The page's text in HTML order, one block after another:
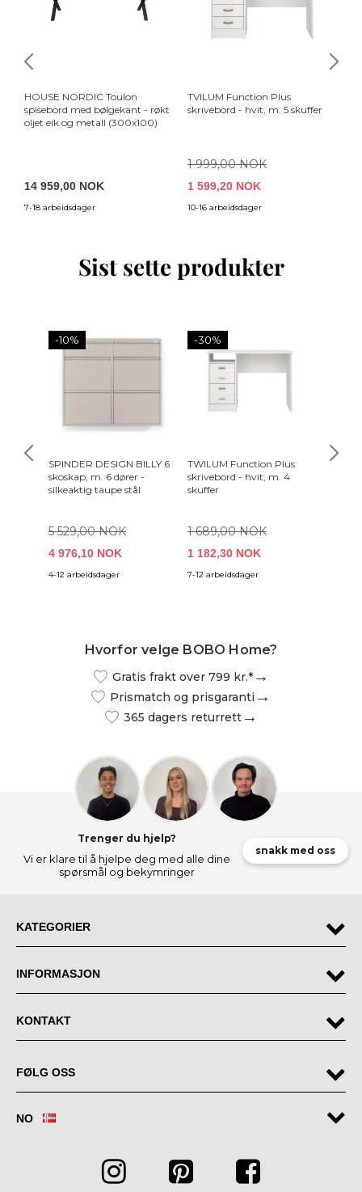
HOUSE NORDIC Toulon
spisebord med bølgekant - røkt
oljet eik og metall (300x100)
14 959,00 NOK
7-18 arbeidsdager
TVILUM Function Plus
skrivebord - hvit, m. 5 skuffer
1 999,00 NOK
1 599,20 NOK
10-16 arbeidsdager
Sist sette produkter
-10%
SPINDER DESIGN BILLY 6
skoskap, m. 6 dører -
silkeaktig taupe stål
5 529,00 NOK
4 976,10 NOK
4-12 arbeidsdager
-30%
TWILUM Function Plus
skrivebord - hvit, m. 4
skuffer
1 689,00 NOK
1 182,30 NOK
7-12 arbeidsdager
BOLD
Hvorfor velge BOBO Home?
Gratis frakt over 799 kr.*
Prismatch og prisgaranti
365 dagers returrett
Trenger du hjelp?
Vi er klare til å hjelpe deg med alle dine
spørsmål og bekymringer
snakk med oss
KATEGORIER
INFORMASJON
KONTAKT
FØLG OSS
NO